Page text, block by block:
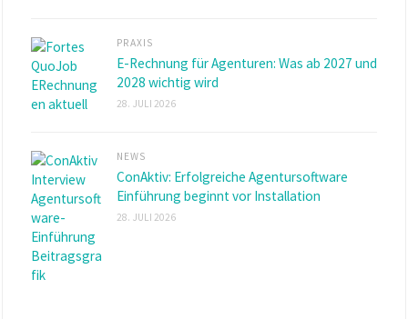
PRAXIS
E-Rechnung für Agenturen: Was ab 2027 und
2028 wichtig wird
28. JULI 2026
NEWS
ConAktiv: Erfolgreiche Agentursoftware
Einführung beginnt vor Installation
28. JULI 2026